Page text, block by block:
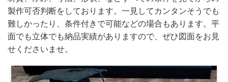
製作可否判断をしております。一見してカンタンそうでも
難しかったり、条件付きで可能などの場合もあります。平
面でも立体でも納品実績がありますので、ぜひ図面をお見
せくださいませ。